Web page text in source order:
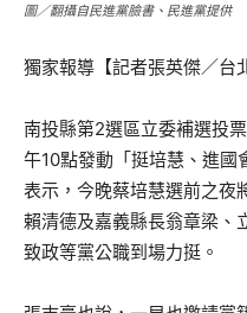
圖／翻攝自民進黨臉書、民進黨提供
獨家報導【記者張英傑／台
南投縣第2選區立委補選投
午10點發動「挺培慧、進國
表示，今晚蔡培慧選前之夜
賴清德及嘉義縣長翁章梁、
致政等黨公職到場力挺。